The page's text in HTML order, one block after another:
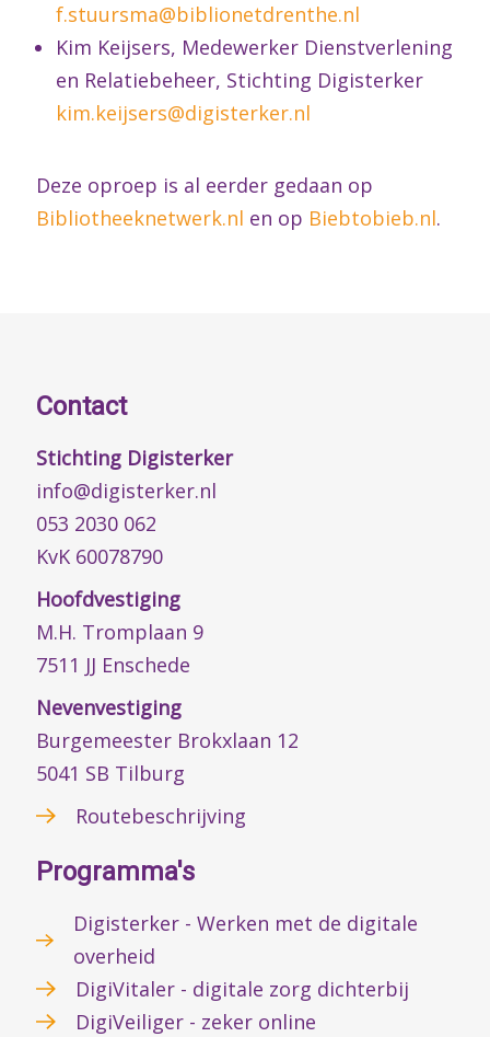
f.stuursma@biblionetdrenthe.nl
Kim Keijsers, Medewerker Dienstverlening
en Relatiebeheer, Stichting Digisterker
kim.keijsers@digisterker.nl
Deze oproep is al eerder gedaan op
Bibliotheeknetwerk.nl en op Biebtobieb.nl.
Contact
Stichting Digisterker
info@digisterker.nl
053 2030 062
KvK 60078790
Hoofdvestiging
M.H. Tromplaan 9
7511 JJ Enschede
Nevenvestiging
Burgemeester Brokxlaan 12
5041 SB Tilburg
Routebeschrijving
Programma's
Digisterker - Werken met de digitale
overheid
DigiVitaler - digitale zorg dichterbij
DigiVeiliger - zeker online